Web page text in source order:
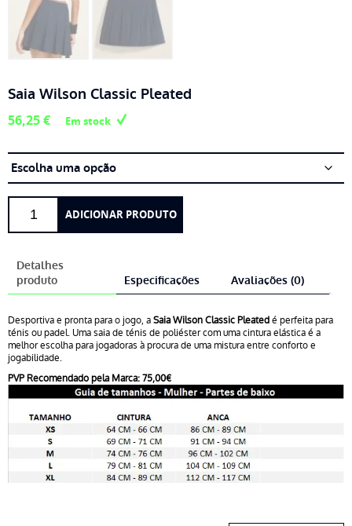
Saia Wilson Classic Pleated
56,25€ Em stock
Wilson
Classic
Pleated
ADICIONAR PRODUTO
Detalhes
produto
Especificações Avaliações (0)
Desportiva e pronta para o jogo, aSaia Wilson Classic Pleatedé perfeita para
ténis ou padel. Uma saia de ténis de poliéster com uma cintura elástica é a
melhor escolha para jogadoras à procura de uma mistura entre conforto e
jogabilidade.
PVP Recomendado pela Marca: 75,00€